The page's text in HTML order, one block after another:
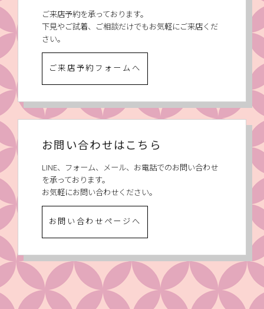
ご来店予約を承っております。
下見やご試着、ご相談だけでもお気軽にご来店くだ
さい。
ご来店予約フォームへ
お問い合わせはこちら
LINE、フォーム、メール、お電話でのお問い合わせ
を承っております。
お気軽にお問い合わせください。
お問い合わせページへ